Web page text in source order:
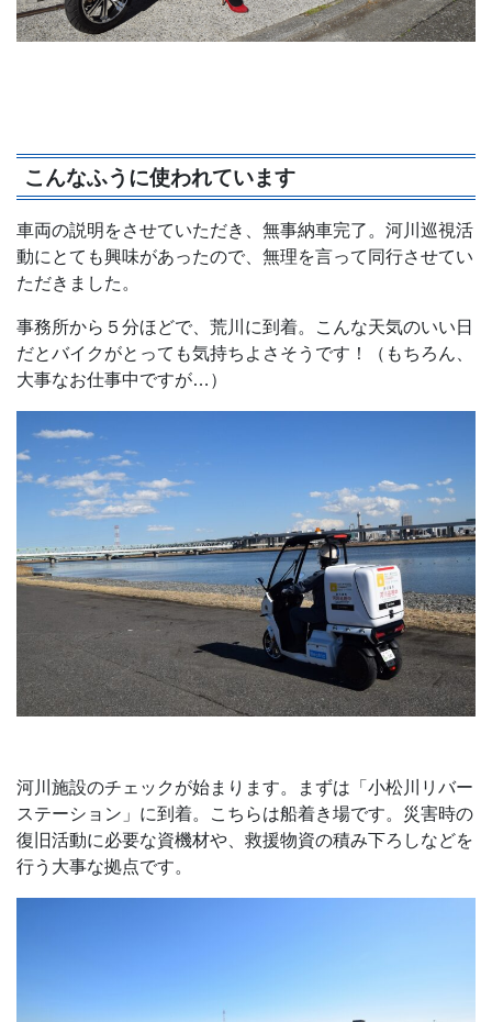
こんなふうに使われています
車両の説明をさせていただき、無事納車完了。河川巡視活
動にとても興味があったので、無理を言って同行させてい
ただきました。
事務所から５分ほどで、荒川に到着。こんな天気のいい日
だとバイクがとっても気持ちよさそうです！（もちろん、
大事なお仕事中ですが…）
河川施設のチェックが始まります。まずは「小松川リバー
ステーション」に到着。こちらは船着き場です。災害時の
復旧活動に必要な資機材や、救援物資の積み下ろしなどを
行う大事な拠点です。